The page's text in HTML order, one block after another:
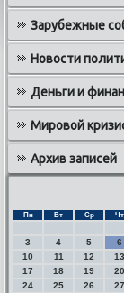
Зарубежные
Новости
Деньги и
Мировой
Архив записей
Пн Вт Ср Чт
3
4 5 6
10
11 12 13
17
18 19 20
24
25 26 27